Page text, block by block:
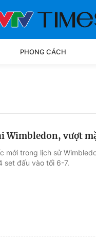
PHONG CÁCH
Wimbledon, vượt
mới trong lịch sử
set đấu vào tối 6-7.